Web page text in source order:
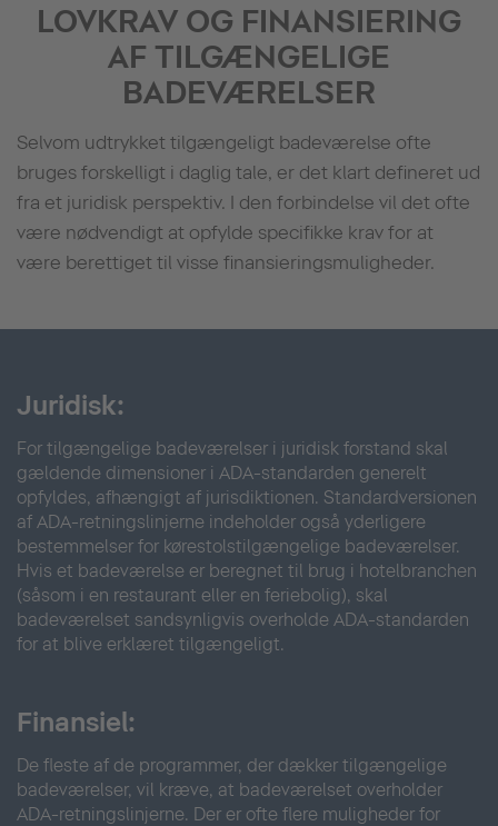
LOVKRAV OG FINANSIERING
AF TILGÆNGELIGE
BADEVÆRELSER
Selvom udtrykket tilgængeligt badeværelse ofte
bruges forskelligt i daglig tale, er det klart defineret ud
fra et juridisk perspektiv. I den forbindelse vil det ofte
være nødvendigt at opfylde specifikke krav for at
være berettiget til visse finansieringsmuligheder.
Juridisk:
For tilgængelige badeværelser i juridisk forstand skal
gældende dimensioner i ADA-standarden generelt
opfyldes, afhængigt af jurisdiktionen. Standardversionen
af ADA-retningslinjerne indeholder også yderligere
bestemmelser for kørestolstilgængelige badeværelser.
Hvis et badeværelse er beregnet til brug i hotelbranchen
(såsom i en restaurant eller en feriebolig), skal
badeværelset sandsynligvis overholde ADA-standarden
for at blive erklæret tilgængeligt.
Finansiel:
De fleste af de programmer, der dækker tilgængelige
badeværelser, vil kræve, at badeværelset overholder
ADA-retningslinjerne. Der er ofte flere muligheder for